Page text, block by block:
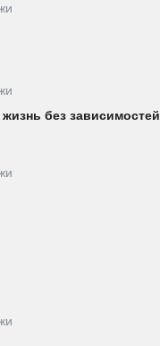
без зависимостей